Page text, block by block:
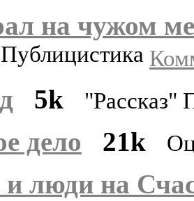
на чужом
5k "Рассказ"
дело 21k
люди на